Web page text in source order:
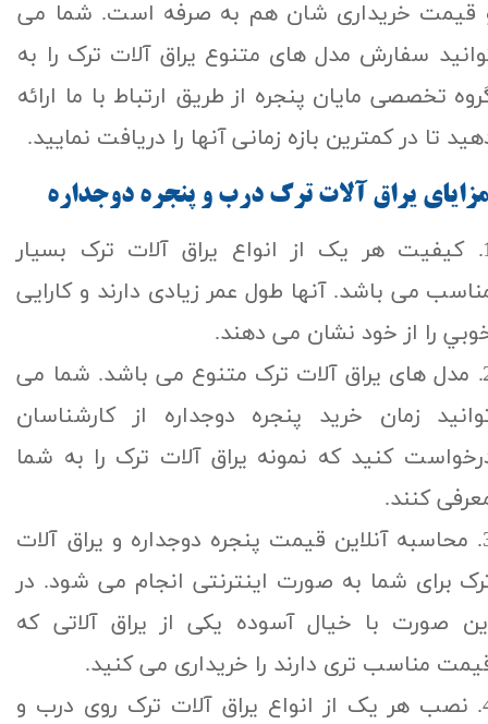
قیمت خریداری شان هم به صرفه است. شما می
سفارش مدل های متنوع یراق آلات ترک را به
تخصصی مایان پنجره از طریق ارتباط با ما ارائه
تا در کمترین بازه زمانی آنها را دریافت نمایید.
يراق آلات ترك درب و پنجره دوجداره
1. کیفیت هر یک از انواع یراق آلات ترک بسیار
می باشد. آنها طول عمر زیادی دارند و کارایی
را از خود نشان می دهند.
2. مدل های یراق آلات ترک متنوع می باشد. شما می
زمان خرید پنجره دوجداره از کارشناسان
کنید که نمونه یراق آلات ترک را به شما
کنند.
3. محاسبه آنلاین قیمت پنجره دوجداره و یراق آلات
برای شما به صورت اینترنتی انجام می شود. در
صورت با خیال آسوده یکی از یراق آلاتی که
مناسب تری دارند را خریداری می کنید.
4. نصب هر یک از انواع یراق آلات ترک روی درب و